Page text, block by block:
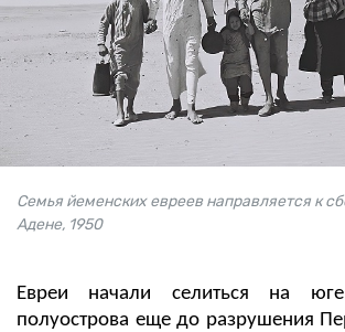
Семья йеменских евреев направляется к
Адене, 1950
Евреи начали селиться на юге
полуострова еще до разрушения